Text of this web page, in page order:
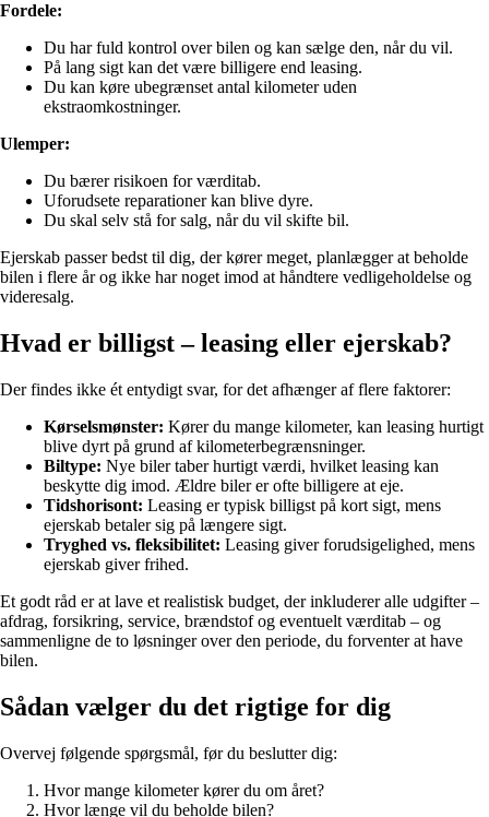
Fordele:
Du har fuld kontrol over bilen og kan sælge den, når du vil.
På lang sigt kan det være billigere end leasing.
Du kan køre ubegrænset antal kilometer uden
ekstraomkostninger.
Ulemper:
Du bærer risikoen for værditab.
Uforudsete reparationer kan blive dyre.
Du skal selv stå for salg, når du vil skifte bil.
Ejerskab passer bedst til dig, der kører meget, planlægger at beholde
bilen i flere år og ikke har noget imod at håndtere vedligeholdelse og
videresalg.
Hvad er billigst – leasing eller ejerskab?
Der findes ikke ét entydigt svar, for det afhænger af flere faktorer:
Kørselsmønster: Kører du mange kilometer, kan leasing hurtigt
blive dyrt på grund af kilometerbegrænsninger.
Biltype: Nye biler taber hurtigt værdi, hvilket leasing kan
beskytte dig imod. Ældre biler er ofte billigere at eje.
Tidshorisont: Leasing er typisk billigst på kort sigt, mens
ejerskab betaler sig på længere sigt.
Tryghed vs. fleksibilitet: Leasing giver forudsigelighed, mens
ejerskab giver frihed.
Et godt råd er at lave et realistisk budget, der inkluderer alle udgifter –
afdrag, forsikring, service, brændstof og eventuelt værditab – og
sammenligne de to løsninger over den periode, du forventer at have
bilen.
Sådan vælger du det rigtige for dig
Overvej følgende spørgsmål, før du beslutter dig:
Hvor mange kilometer kører du om året?
Hvor længe vil du beholde bilen?